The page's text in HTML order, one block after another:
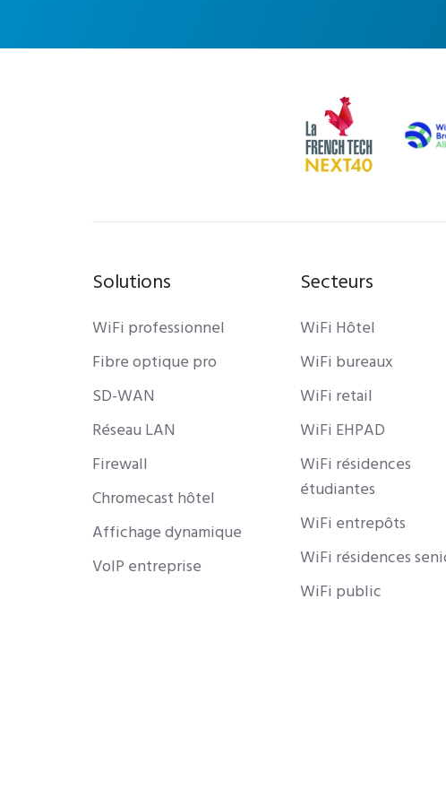
Solutions
WiFi professionnel
Fibre optique pro
SD-WAN
Réseau LAN
Firewall
Chromecast hôtel
Affichage dynamique
VoIP entreprise
Secteurs
WiFi Hôtel
WiFi bureaux
WiFi retail
WiFi EHPAD
WiFi résidences
étudiantes
WiFi entrepôts
WiFi résidences
WiFi public